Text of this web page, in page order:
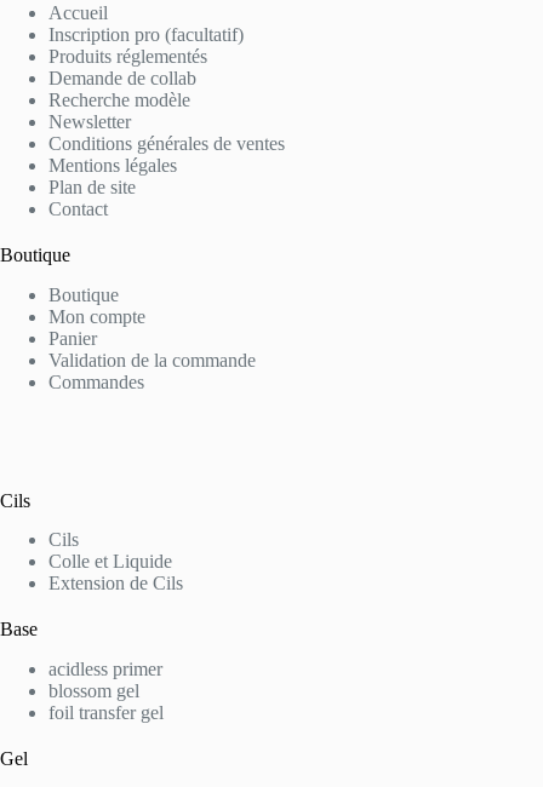
Accueil
Inscription pro (facultatif)
Produits réglementés
Demande de collab
Recherche modèle
Newsletter
Conditions générales de ventes
Mentions légales
Plan de site
Contact
Boutique
Boutique
Mon compte
Panier
Validation de la commande
Commandes
Cils
Cils
Colle et Liquide
Extension de Cils
Base
acidless primer
blossom gel
foil transfer gel
Gel